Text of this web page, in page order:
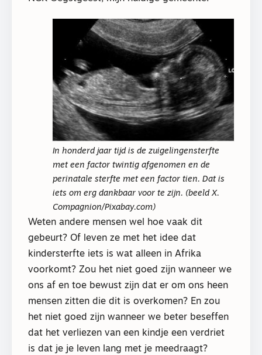
In honderd jaar tijd is de zuigelingensterfte
met een factor twintig afgenomen en de
perinatale sterfte met een factor tien. Dat is
iets om erg dankbaar voor te zijn. (beeld X.
Compagnion/Pixabay.com)
Weten andere mensen wel hoe vaak dit
gebeurt? Of leven ze met het idee dat
kindersterfte iets is wat alleen in Afrika
voorkomt? Zou het niet goed zijn wanneer we
ons af en toe bewust zijn dat er om ons heen
mensen zitten die dit is overkomen? En zou
het niet goed zijn wanneer we beter beseffen
dat het verliezen van een kindje een verdriet
is dat je je leven lang met je meedraagt?